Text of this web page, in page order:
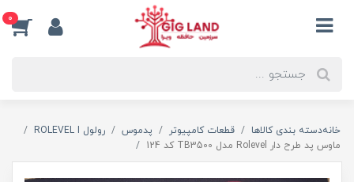
0
خانهدسته بندی کالاها قطعات کامپیوتر پدموس
رولول ROLEVEL I
ماوس پد طرح دار Rolevel مدل TB3500 کد 124